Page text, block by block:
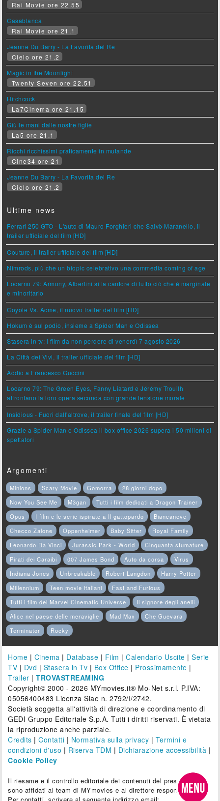
Rai Movie ore 22.55
Casablanca
Rai Movie ore 21.1
Jeanne Du Barry - La Favorita del Re
Cielo ore 21.2
Magic in the Moonlight
Twenty Seven ore 22.51
Hitchcock
La7Cinema ore 21.15
Giù le mani dalle nostre figlie
La5 ore 21.1
Ricchi ricchissimi praticamente in mutande
Cine34 ore 21
Jeanne Du Barry - La Favorita del Re
Cielo ore 21.2
Ultime news
Ferrari 250 GTO - L'auto di Mauro Forghieri che Salvò Maranello, il
trailer ufficiale del film [HD]
Couture, il trailer ufficiale del film [HD]
Nimrods, più che un biopic celebrativo una commedia coming of age
Locarno 79: Armony, Albertini si fa cantore di tutto ciò che è marginale
e minoritario
Coyote Vs. Acme, il nuovo trailer del film [HD]
Hokum è sul podio, insieme a Spider Man e Odissea
Stasera in tv: i film da non perdere di venerdì 7 agosto 2026
La Città dei Vivi, il trailer ufficiale del film [HD]
Addio a Francesco Guccini
Locarno 79: The Green Eyes, Fanny Liatard e Jérémy Trouilh
affrontano la loro opera seconda con grande tensione morale
Insidious - Fuori dall'altrove, il trailer finale del film [HD]
Grazie a Spider-Man e Odissea il box office 2026 supera i 50 milioni di
spettatori
Argomenti
Minions Scary Movie Gomorra
28 giorni dopo
Now You See Me
M3gan
Tutti i film dedicati a Dragon Trainer
Opus
I film e le serie ispirate a Il gattopardo
Biancaneve
Checco Zalone
Oppenheimer Baby Sitter
Royal Family
Leonardo Da Vinci
Jurassic Park - World
Cinquanta sfumature
Pirati dei Caraibi
007 James Bond Auto da corsa
Virus
Indiana Jones
Unbreakable Robert Langdon
Harry Potter
Millennium
Teen movie italiani
Fast and Furious
Tutti i film del Marvel Cinematic Universe
Il signore degli anelli
Alice nel paese delle meraviglie
Mad Max
Che Guevara
Terminator
Rocky
Home | Cinema | Database | Film |Calendario Uscite |Serie
TV | Dvd | Stasera in Tv | Box Office | Prossimamente |
Trailer |TROVASTREAMING
Copyright© 2000 - 2026 MYmovies.it® Mo-Net s.r.l. P.IVA:
05056400483 Licenza Siae n. 2792/I/2742.
Società soggetta all'attività di direzione e coordinamento di
GEDI Gruppo Editoriale S.p.A. Tutti i diritti riservati. È vietata
la riproduzione anche parziale.
Credits |Contatti | Normativa sulla privacy | Termini e
condizioni d'uso | Riserva TDM | Dichiarazione accessibilità |
Cookie Policy
Il riesame e il controllo editoriale dei contenuti del presente sito
sono affidati al team di MYmovies e al direttore responsabile.